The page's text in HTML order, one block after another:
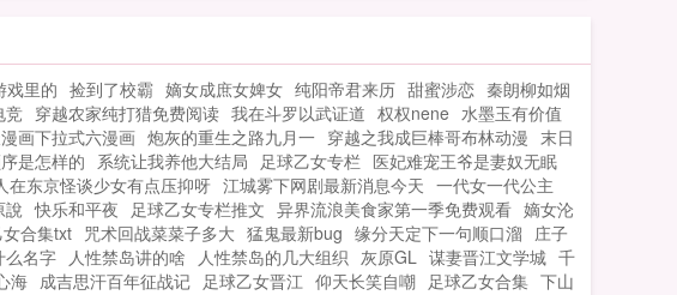
无穷银行卡，从而改变自己的命运。...
戏里的 捡到了校霸 嫡女成庶女婢女 纯阳帝君来历 甜蜜涉恋 秦朗柳如烟
竞 穿越农家纯打猎免费阅读 我在斗罗以武证道 权权nene 水墨玉有价值
画下拉式六漫画 炮灰的重生之路九月一 穿越之我成巨棒哥布林动漫 末日
是怎样的 系统让我养他大结局 足球乙女专栏 医妃难宠王爷是妻奴无眠
在东京怪谈少女有点压抑呀 江城雾下网剧最新消息今天 一代女一代公主
說 快乐和平夜 足球乙女专栏推文 异界流浪美食家第一季免费观看 嫡女沦
合集txt 咒术回战菜菜子多大 猛鬼最新bug 缘分天定下一句顺口溜 庄子
么名字 人性禁岛讲的啥 人性禁岛的几大组织 灰原GL 谋妻晋江文学城 千
海 成吉思汗百年征战记 足球乙女晋江 仰天长笑自嘲 足球乙女合集 下山